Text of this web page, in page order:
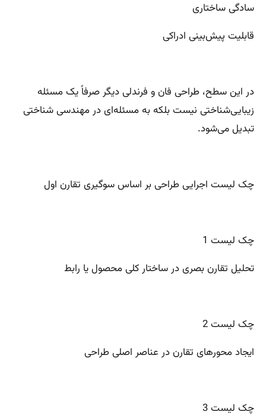
سادگی ساختاری
قابلیت پیش‌بینی ادراکی
در این سطح، طراحی فان و فرندلی دیگر صرفاً یک مسئله
زیبایی‌شناختی نیست بلکه به مسئله‌ای در مهندسی شناختی
تبدیل می‌شود.
چک لیست اجرایی طراحی بر اساس سوگیری تقارن اول
چک لیست 1
تحلیل تقارن بصری در ساختار کلی محصول یا رابط
چک لیست 2
ایجاد محورهای تقارن در عناصر اصلی طراحی
چک لیست 3